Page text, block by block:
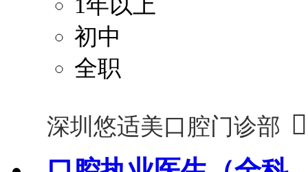
1年以上
初中
全职
深圳悠适美口腔门诊部 